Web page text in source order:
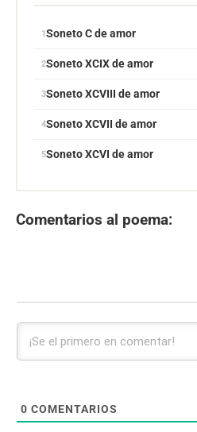
Soneto C de amor
Soneto XCIX de amor
Soneto XCVIII de amor
Soneto XCVII de amor
Soneto XCVI de amor
Comentarios al poema:
0 COMENTARIOS